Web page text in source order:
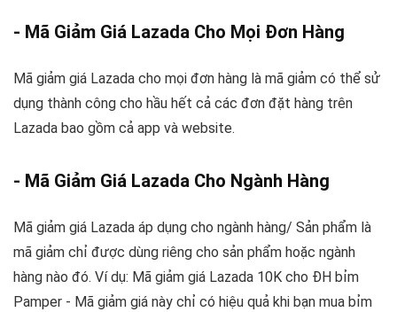
- Mã Giảm Giá Lazada Cho Mọi Đơn Hàng
Mã giảm giá Lazada cho mọi đơn hàng là mã giảm có thể sử
dụng thành công cho hầu hết cả các đơn đặt hàng trên
Lazada bao gồm cả app và website.
- Mã Giảm Giá Lazada Cho Ngành Hàng
Mã giảm giá Lazada áp dụng cho ngành hàng/ Sản phẩm là
mã giảm chỉ được dùng riêng cho sản phẩm hoặc ngành
hàng nào đó. Ví dụ: Mã giảm giá Lazada 10K cho ĐH bỉm
Pamper - Mã giảm giá này chỉ có hiệu quả khi bạn mua bỉm